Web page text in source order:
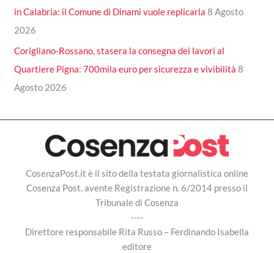
in Calabria: il Comune di Dinami vuole replicarla 8 Agosto
2026
Corigliano-Rossano, stasera la consegna dei lavori al
Quartiere Pigna: 700mila euro per sicurezza e vivibilità 8
Agosto 2026
CosenzaPost.it è il sito della testata giornalistica online
Cosenza Post, avente Registrazione n. 6/2014 presso il
Tribunale di Cosenza
----
Direttore responsabile Rita Russo – Ferdinando Isabella
editore